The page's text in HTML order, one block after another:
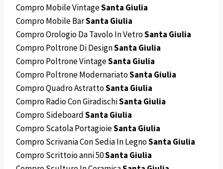
Compro Mobile VintageSanta Giulia
Compro Mobile BarSanta Giulia
Compro Orologio Da Tavolo In VetroSanta Giulia
Compro Poltrone Di DesignSanta Giulia
Compro Poltrone VintageSanta Giulia
Compro Poltrone ModernariatoSanta Giulia
Compro Quadro AstrattoSanta Giulia
Compro Radio Con GiradischiSanta Giulia
Compro SideboardSanta Giulia
Compro Scatola PortagioieSanta Giulia
Compro Scrivania Con Sedia In LegnoSanta Giulia
Compro Scrittoio anni 50Santa Giulia